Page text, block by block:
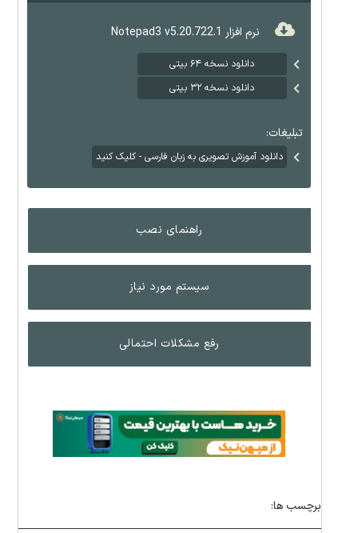
نرم افزار Notepad3 v5.20.722.1
دانلود نسخه ۶۴ بیتی
دانلود نسخه ۳۲ بیتی
تبلیغات:
دانلود آموزش تصویری به زبان فارسی - کلیک کنید
راهنمای نصب
سیستم مورد نیاز
رفع مشکلات احتمالی
برچسب ها: